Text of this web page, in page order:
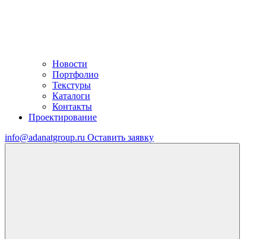
Новости
Портфолио
Текстуры
Каталоги
Контакты
Проектирование
info@adanatgroup.ru Оставить заявку